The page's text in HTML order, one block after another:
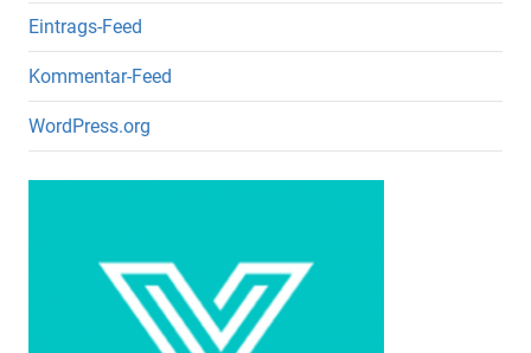
Eintrags-Feed
Kommentar-Feed
WordPress.org